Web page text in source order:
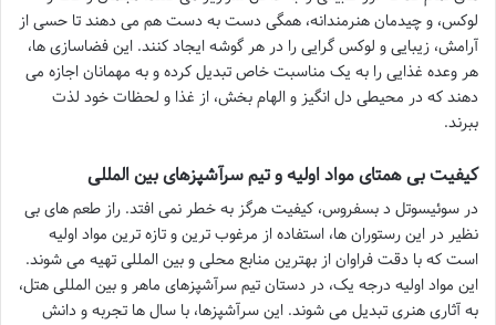
لوکس، و چیدمان هنرمندانه، همگی دست به دست هم می دهند تا حسی از
آرامش، زیبایی و لوکس گرایی را در هر گوشه ایجاد کنند. این فضاسازی ها،
هر وعده غذایی را به یک مناسبت خاص تبدیل کرده و به مهمانان اجازه می
دهند که در محیطی دل انگیز و الهام بخش، از غذا و لحظات خود لذت
ببرند.
کیفیت بی همتای مواد اولیه و تیم سرآشپزهای بین المللی
در سوئیسوتل د بسفروس، کیفیت هرگز به خطر نمی افتد. راز طعم های بی
نظیر در این رستوران ها، استفاده از مرغوب ترین و تازه ترین مواد اولیه
است که با دقت فراوان از بهترین منابع محلی و بین المللی تهیه می شوند.
این مواد اولیه درجه یک، در دستان تیم سرآشپزهای ماهر و بین المللی هتل،
به آثاری هنری تبدیل می شوند. این سرآشپزها، با سال ها تجربه و دانش